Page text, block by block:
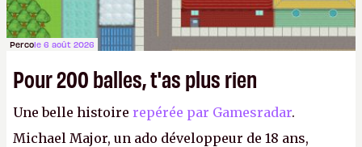
Percole 6 août 2026
Pour 200 balles, t'as plus rien
Une belle histoire repérée par Gamesradar.
Michael Major, un ado développeur de 18 ans,